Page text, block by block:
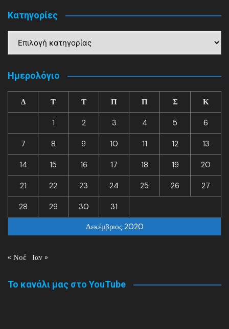
Kατηγορίες
Ημερολόγιο
Δεκέμβριος 2020
Δ Τ Τ Π Π Σ Κ
1 2 3 4 5 6
7 8 9 10 11 12 13
14 15 16 17 18 19 20
21 22 23 24 25 26 27
28 29 30 31
« Νοέ Ιαν »
Το κανάλι μας στο YouTube